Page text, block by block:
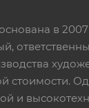
в
стоимости.
и